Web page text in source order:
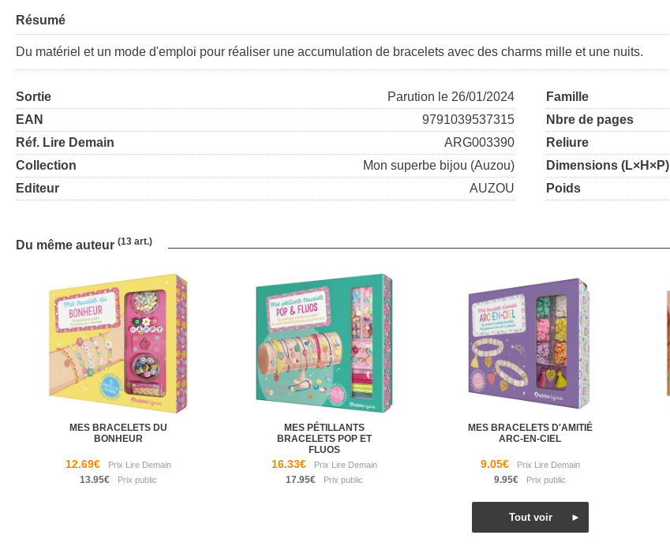
Résumé
Du matériel et un mode d'emploi pour réaliser une accumulation de bracelets avec des charms mille et une nuits.
Sortie
Parution le 26/01/2024
EAN
9791039537315
Réf. Lire Demain
ARG003390
Collection
Mon superbe bijou (Auzou)
Editeur
AUZOU
Famille
Nbre de pages
Reliure
Dimensions (L×H×P)
Poids
Du même auteur (13 art.)
MES BRACELETS DU
BONHEUR
12.69€
13.95€
MES PÉTILLANTS
BRACELETS POP ET
FLUOS
16.33€
17.95€
MES BRACELETS D'AMITIÉ
ARC-EN-CIEL
9.05€
9.95€